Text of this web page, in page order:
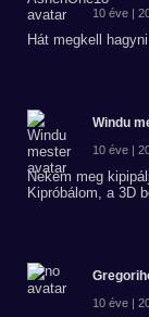
10 éve |
Hát megkell
Windu
10 éve |
Nekem meg
Kipróbálom, a 3D
10 éve |